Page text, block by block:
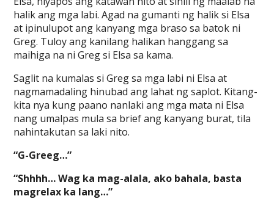
halik ang mga labi. Agad na gumanti ng halik si Elsa
at ipinulupot ang kanyang mga braso sa batok ni
Greg. Tuloy ang kanilang halikan hanggang sa
maihiga na ni Greg si Elsa sa kama.
Saglit na kumalas si Greg sa mga labi ni Elsa at
nagmamadaling hinubad ang lahat ng saplot. Kitang-
kita nya kung paano nanlaki ang mga mata ni Elsa
nang umalpas mula sa brief ang kanyang burat, tila
nahintakutan sa laki nito.
“G-Greeg…”
“Shhhh… Wag ka mag-alala, ako bahala, basta
magrelax ka lang…”